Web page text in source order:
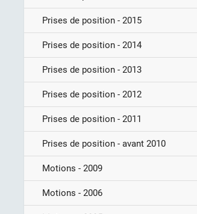
Prises de position - 2015
Prises de position - 2014
Prises de position - 2013
Prises de position - 2012
Prises de position - 2011
Prises de position - avant 2010
Motions - 2009
Motions - 2006